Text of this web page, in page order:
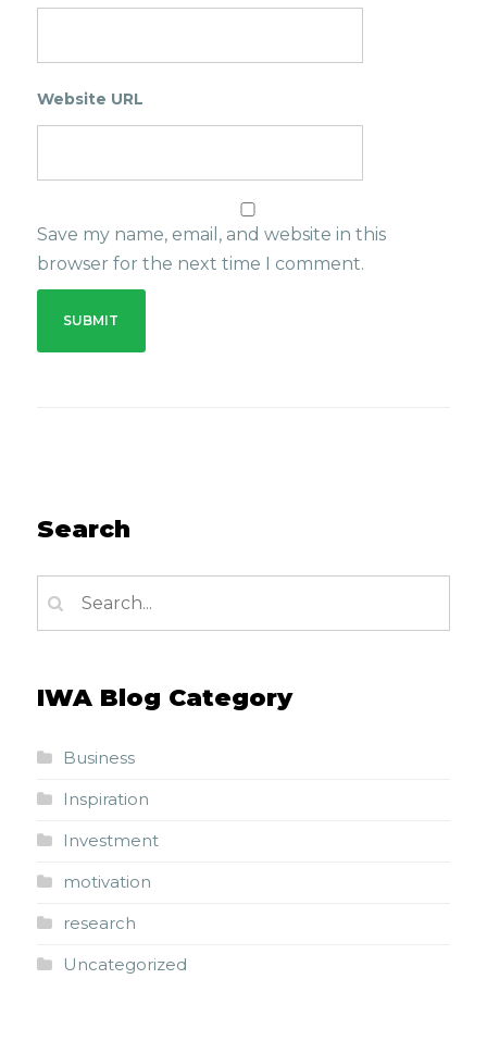
Website URL
Save my name, email, and website in this
browser for the next time I comment.
Search
IWA Blog Category
Business
Inspiration
Investment
motivation
research
Uncategorized